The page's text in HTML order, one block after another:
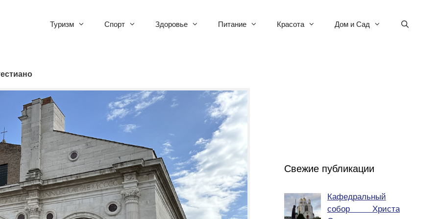
Туризм Спорт Здоровье Питание Красота Дом и Сад
Свежие публикации
Кафедральный
собор Христа